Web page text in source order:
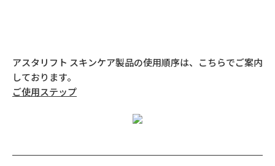
アスタリフト スキンケア製品の使用順序は、こちらでご案内
しております。
ご使用ステップ